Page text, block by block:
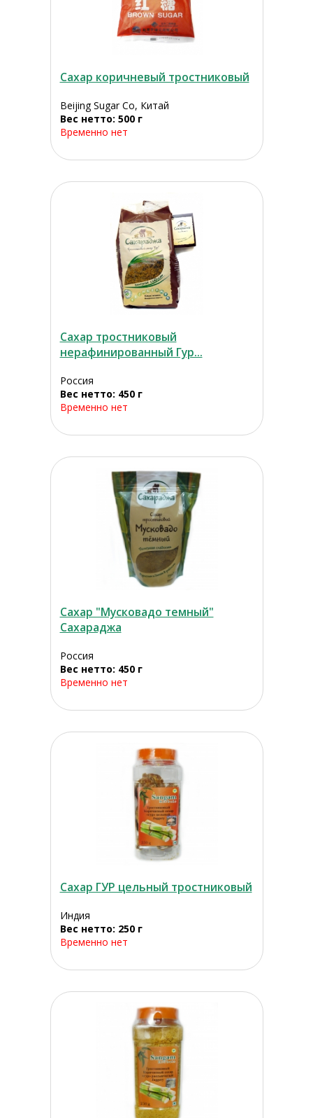
Сахар коричневый тростниковый
Beijing Sugar Co, Китай
Вес нетто: 500 г
Временно нет
Сахар тростниковый
нерафинированный Гур...
Россия
Вес нетто: 450 г
Временно нет
Сахар "Мусковадо темный"
Сахараджа
Россия
Вес нетто: 450 г
Временно нет
Сахар ГУР цельный тростниковый
Индия
Вес нетто: 250 г
Временно нет